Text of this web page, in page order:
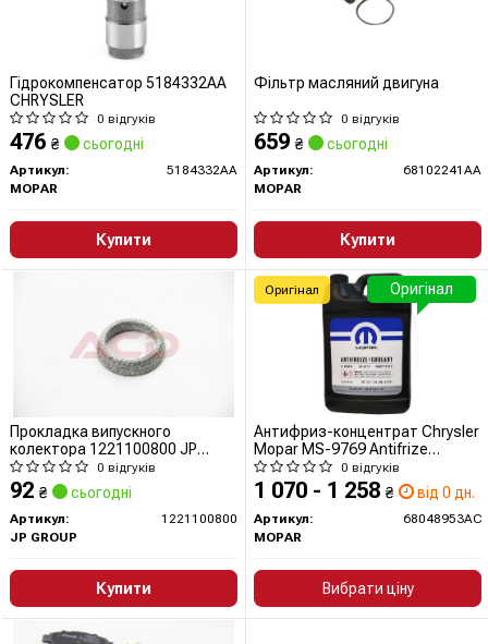
Гідрокомпенсатор 5184332AA
CHRYSLER
0 відгуків
476 ₴ сьогодні
Артикул:
5184332AA
MOPAR
Купити
Фільтр масляний двигуна
0 відгуків
659 ₴ сьогодні
Артикул:
68102241AA
MOPAR
Купити
Прокладка випускного
колектора 1221100800 JP
GROUP (QUINTON HAZELL)
0 відгуків
92 ₴ сьогодні
Артикул:
1221100800
JP GROUP
Купити
Антифриз-концентрат Chrysler
Mopar MS-9769 Antifrize
Coolant, 3,785 л. червоний
0 відгуків
1 070 - 1 258 ₴ від 0 дн.
Артикул:
68048953AC
MOPAR
Вибрати ціну
Оригінал
Оригінал